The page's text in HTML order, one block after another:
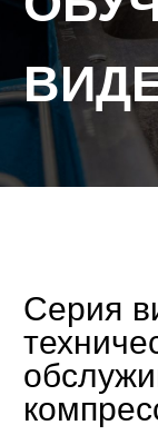
Серия